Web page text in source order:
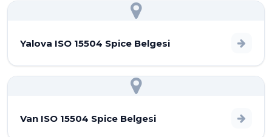
Yalova ISO 15504 Spice Belgesi
Van ISO 15504 Spice Belgesi